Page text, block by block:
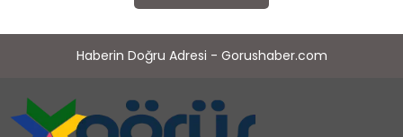
SPOR
Haberin Doğru Adresi - Gorushaber.com